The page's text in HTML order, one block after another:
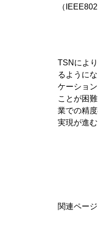
（
TSNによ
るように
ケーショ
ことが困
業での精
実現が進
関連ペー